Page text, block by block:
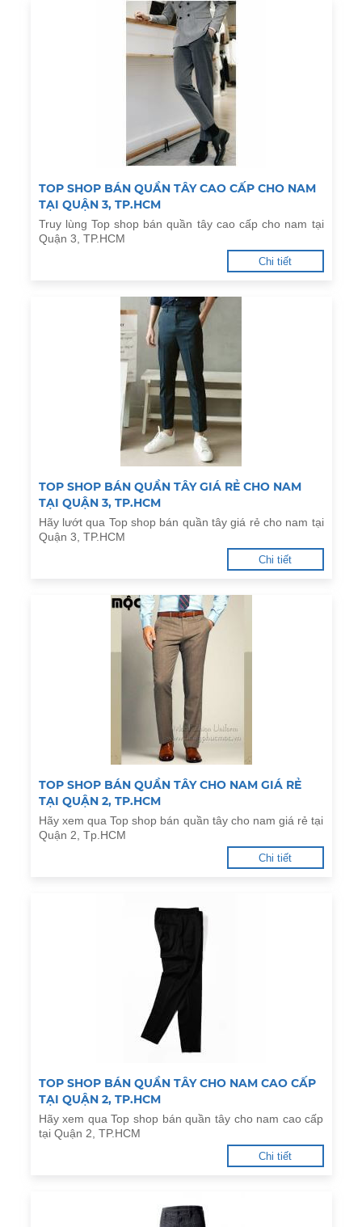
TOP SHOP BÁN QUẦN TÂY CAO CẤP CHO NAM
TẠI QUẬN 3, TP.HCM
Truy lùng Top shop bán quần tây cao cấp cho nam tại
Quận 3, TP.HCM
Chi tiết
TOP SHOP BÁN QUẦN TÂY GIÁ RẺ CHO NAM
TẠI QUẬN 3, TP.HCM
Hãy lướt qua Top shop bán quần tây giá rẻ cho nam tại
Quận 3, TP.HCM
Chi tiết
TOP SHOP BÁN QUẦN TÂY CHO NAM GIÁ RẺ
TẠI QUẬN 2, TP.HCM
Hãy xem qua Top shop bán quần tây cho nam giá rẻ tại
Quận 2, Tp.HCM
Chi tiết
TOP SHOP BÁN QUẦN TÂY CHO NAM CAO CẤP
TẠI QUẬN 2, TP.HCM
Hãy xem qua Top shop bán quần tây cho nam cao cấp
tại Quận 2, TP.HCM
Chi tiết